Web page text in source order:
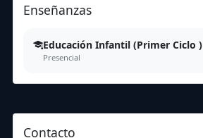
Enseñanzas
Educación Infantil (Primer Ciclo )
Presencial
Contacto